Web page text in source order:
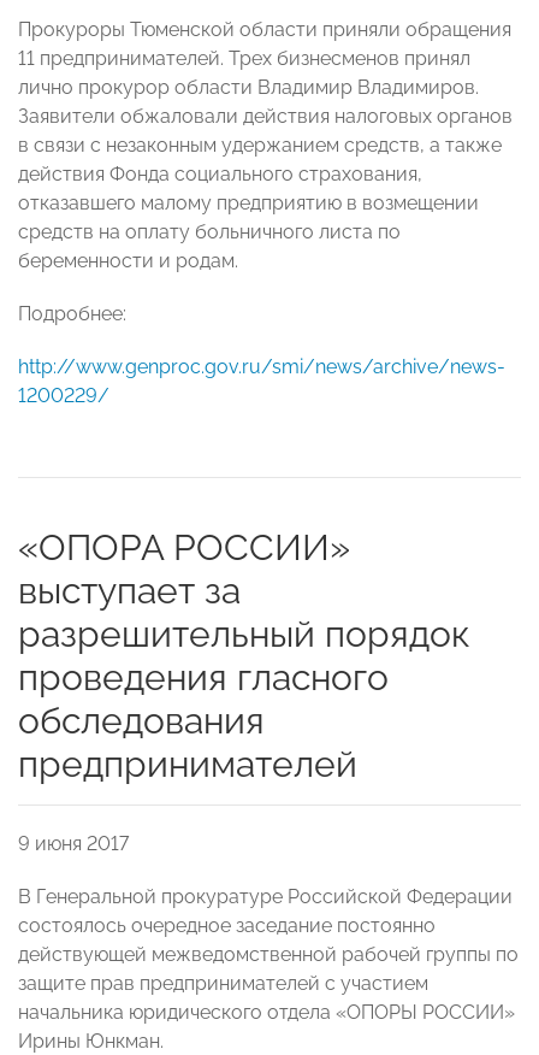
Прокуроры Тюменской области приняли обращения
11 предпринимателей. Трех бизнесменов принял
лично прокурор области Владимир Владимиров.
Заявители обжаловали действия налоговых органов
в связи с незаконным удержанием средств, а также
действия Фонда социального страхования,
отказавшего малому предприятию в возмещении
средств на оплату больничного листа по
беременности и родам.
Подробнее:
http://www.genproc.gov.ru/smi/news/archive/news-
1200229/
«ОПОРА РОССИИ»
выступает за
разрешительный порядок
проведения гласного
обследования
предпринимателей
9 июня 2017
В Генеральной прокуратуре Российской Федерации
состоялось очередное заседание постоянно
действующей межведомственной рабочей группы по
защите прав предпринимателей с участием
начальника юридического отдела «ОПОРЫ РОССИИ»
Ирины Юнкман.